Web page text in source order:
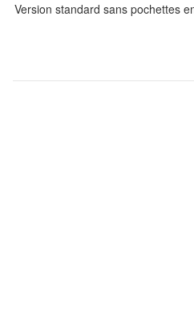
Version standard sans pochettes